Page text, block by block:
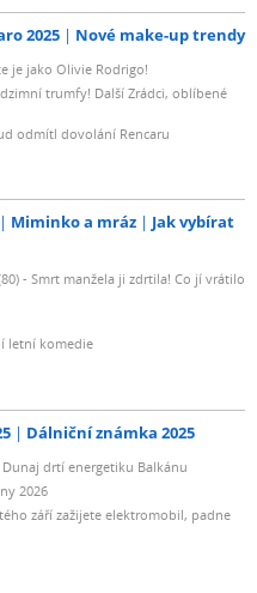
2025 Nové make-up trendy
je jako Olivie Rodrigo!
trumfy! Další Zrádci, oblíbené
odmítl dovolání Rencaru
Miminko a mráz
Jak vybírat
- Smrt manžela ji zdrtila! Co jí vrátilo
letní komedie
Dálniční známka 2025
drtí energetiku Balkánu
2026
září zažijete elektromobil, padne